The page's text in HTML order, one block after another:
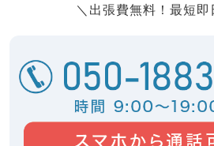
＼出張費無料！最短即